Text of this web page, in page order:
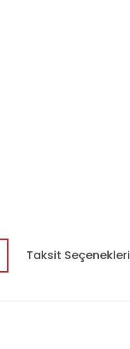
Taksit Seçenekleri